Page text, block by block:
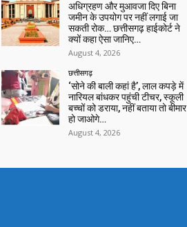
अधिग्रहण और मुआवजा दिए बिना
जमीन के उपयोग पर नहीं लगाई जा
सकती रोक… छत्तीसगढ़ हाईकोर्ट ने
क्यों कहा ऐसा जानिए…
August 4, 2026
छत्तीसगढ़
‘सोने की बाली कहां है’, लाल कपड़े में
नारियल बांधकर पहुंची टीचर, स्कूली
बच्चों को डराया, नहीं बताया तो बीमार
हो जाओगे…
August 4, 2026